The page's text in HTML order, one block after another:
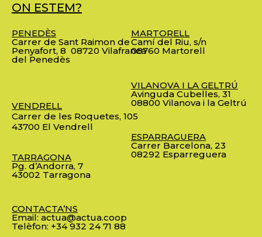
ON ESTEM?
PENEDÈS
Carrer de Sant Raimon de
Penyafort, 8 08720 Vilafranca
del Penedès
VENDRELL
Carrer de les Roquetes, 105
43700 El Vendrell
TARRAGONA
Pg. d’Andorra, 7
43002 Tarragona
CONTACTA’NS
Email: actua@actua.coop
Telèfon: +34 932 24 71 88
MARTORELL
Camí del Riu, s/n
08760 Martorell
VILANOVA I LA GELTRÚ
Avinguda Cubelles, 31
08800 Vilanova i la Geltrú
ESPARRAGUERA
Carrer Barcelona, 23
08292 Esparreguera